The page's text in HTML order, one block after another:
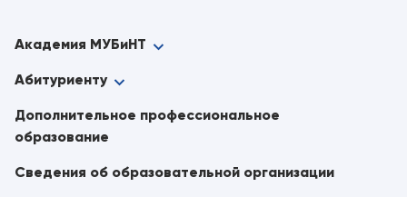
Академия МУБиНТ
Абитуриенту
Дополнительное профессиональное
образование
Сведения об образовательной организации